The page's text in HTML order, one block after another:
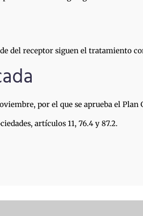
del receptor siguen el tratamiento
por el que se aprueba el
artículos 11, 76.4 y 87.2.